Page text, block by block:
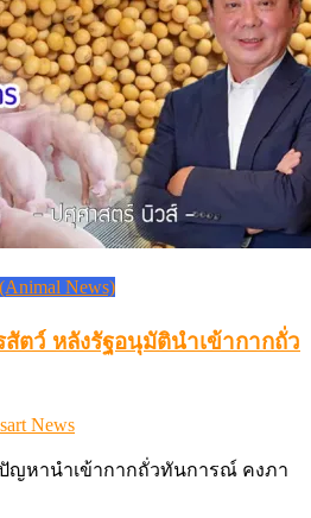
News)
ตว์ หลังรัฐอนุมัตินำเข้ากากถั่ว
News
หานำเข้ากากถั่วทันการณ์ คงภา